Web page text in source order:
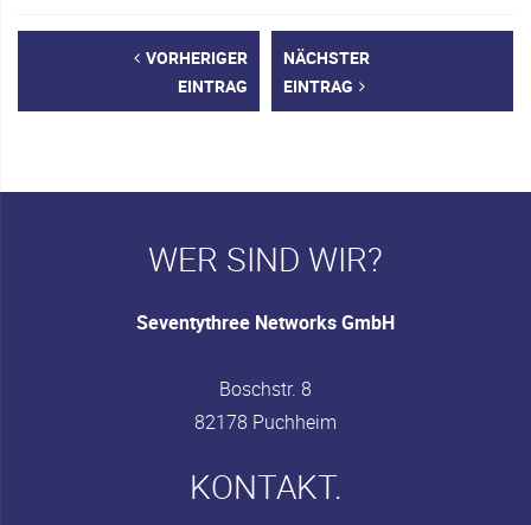
VORHERIGER
EINTRAG
NÄCHSTER
EINTRAG
WER SIND WIR?
Seventythree Networks GmbH
Boschstr. 8
82178 Puchheim
KONTAKT.